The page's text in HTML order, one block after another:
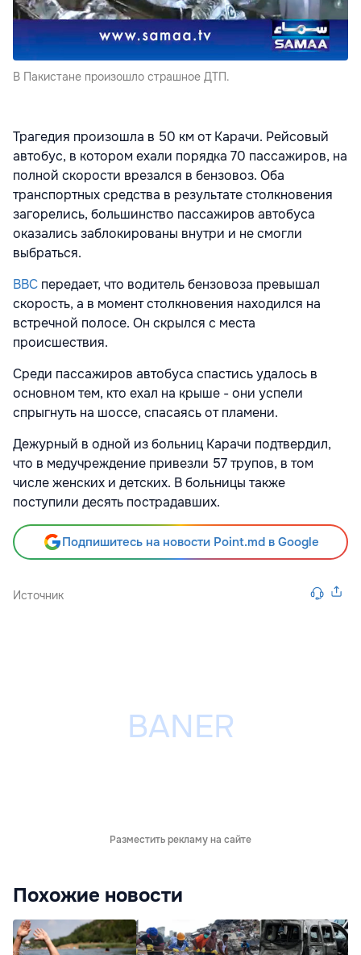
В Пакистане произошло страшное ДТП.
Трагедия произошла в 50 км от Карачи. Рейсовый
автобус, в котором ехали порядка 70 пассажиров, на
полной скорости врезался в бензовоз. Оба
транспортных средства в результате столкновения
загорелись, большинство пассажиров автобуса
оказались заблокированы внутри и не смогли
выбраться.
ВВС передает, что водитель бензовоза превышал
скорость, а в момент столкновения находился на
встречной полосе. Он скрылся с места
происшествия.
Среди пассажиров автобуса спастись удалось в
основном тем, кто ехал на крыше - они успели
спрыгнуть на шоссе, спасаясь от пламени.
Дежурный в одной из больниц Карачи подтвердил,
что в медучреждение привезли 57 трупов, в том
числе женских и детских. В больницы также
поступили десять пострадавших.
Подпишитесь на новости Point.md в Google
Источник
Разместить рекламу на сайте
Похожие новости